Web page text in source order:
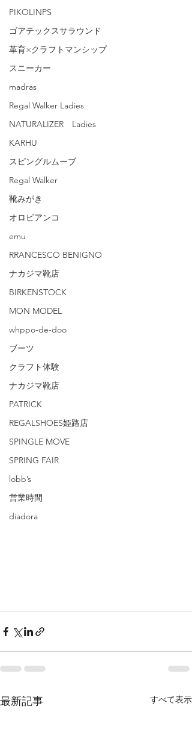
PIKOLINPS
ゴアテックスサラウンド
革育×クラフトマンシップ
スニーカー
madras
Regal Walker Ladies
NATURALIZER Ladies
KARHU
スピングルムーブ
Regal Walker
靴みがき
オロビアンコ
emu
RRANCESCO BENIGNO
ナカジマ靴店
BIRKENSTOCK
MON MODEL
whppo-de-doo
ブーツ
クラフト体験
ナカジマ靴店
PATRICK
REGALSHOES姫路店
SPINGLE MOVE
SPRING FAIR
lobb’s
営業時間
diadora
最新記事 すべて表示